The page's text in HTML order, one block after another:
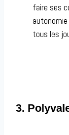
faire ses
tous les
3.